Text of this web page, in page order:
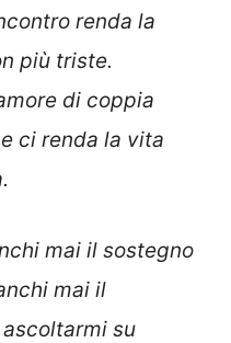
renda la
più triste.
di coppia
ci renda la vita
mai il sostegno
mai il
su